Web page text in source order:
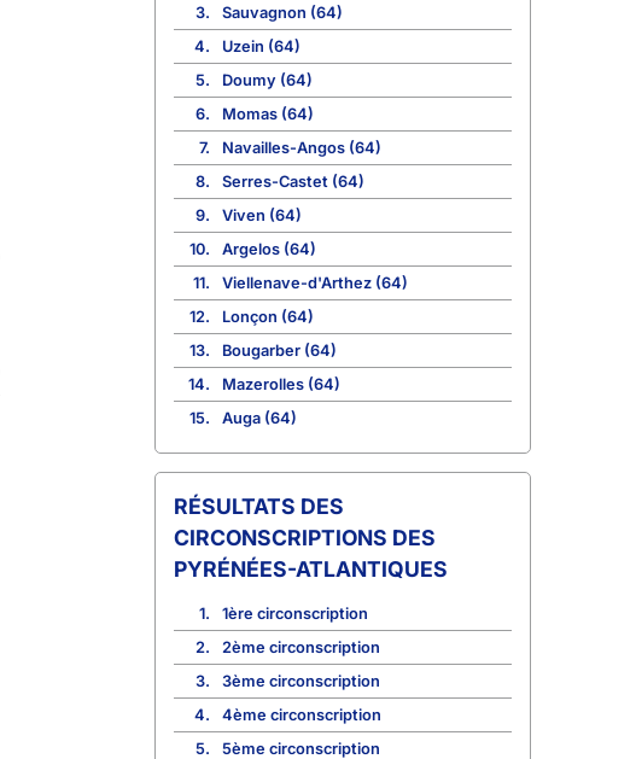
3.
Sauvagnon (64)
4.
Uzein (64)
5.
Doumy (64)
6.
Momas (64)
7.
Navailles-Angos (64)
8.
Serres-Castet (64)
9.
Viven (64)
10.
Argelos (64)
11.
Viellenave-d'Arthez (64)
12.
Lonçon (64)
13.
Bougarber (64)
14.
Mazerolles (64)
15.
Auga (64)
CIRCONSCRIPTIONS DES
PYRÉNÉES-ATLANTIQUES
1.
1ère circonscription
2.
2ème circonscription
3.
3ème circonscription
4.
4ème circonscription
5.
5ème circonscription